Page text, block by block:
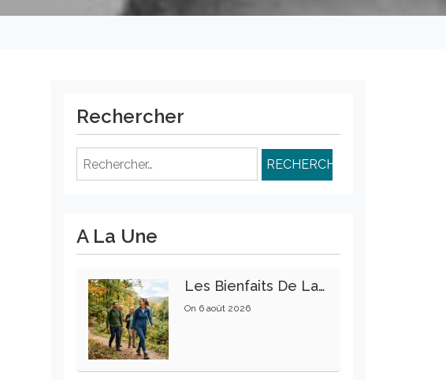
Rechercher
Rechercher :
A La Une
Les Bienfaits De La Marche Sur La Santé Physique Et Mentale
On 6 août 2026